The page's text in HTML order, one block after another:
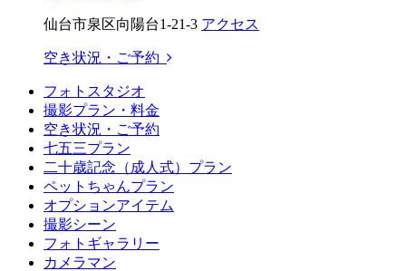
仙台市泉区向陽台1-21-3 アクセス
空き状況・ご予約
フォトスタジオ
撮影プラン・料金
空き状況・ご予約
七五三プラン
二十歳記念（成人式）プラン
ペットちゃんプラン
オプションアイテム
撮影シーン
フォトギャラリー
カメラマン